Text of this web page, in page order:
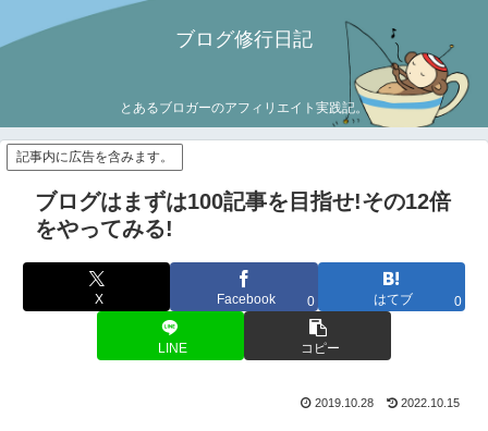
ブログ修行日記
とあるブロガーのアフィリエイト実践記。
記事内に広告を含みます。
ブログはまずは100記事を目指せ!その12倍
をやってみる!
X Facebook 0 はてブ 0
LINE コピー
2019.10.28 2022.10.15